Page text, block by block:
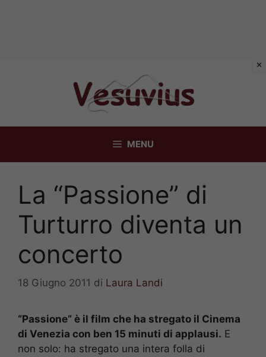
MENU
La “Passione” di
Turturro diventa un
concerto
18 Giugno 2011 di Laura Landi
“Passione” è il film che ha stregato il Cinema
di Venezia con ben 15 minuti di applausi. E
non solo: ha stregato una intera folla di